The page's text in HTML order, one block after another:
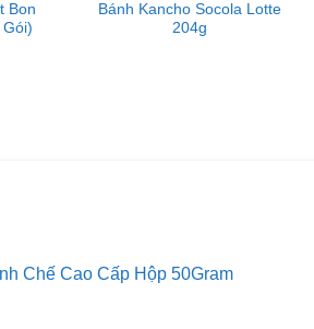
tạo xốp, muối, men,…
thoáng mát, tránh ánh nắng trực
O2O
Bon
Bánh Kancho Socola Lotte
204g
Chế Cao Cấp Hộp 50Gram